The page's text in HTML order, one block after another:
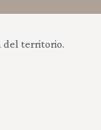
del territorio.